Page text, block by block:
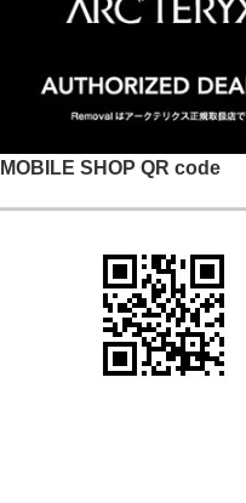
MOBILE SHOP QR code